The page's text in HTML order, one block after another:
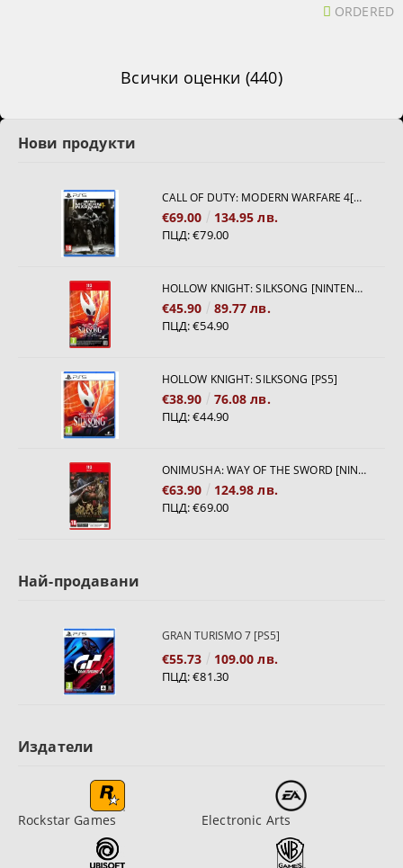
ORDERED
Всички оценки (440)
Нови продукти
CALL OF DUTY: MODERN WARFARE 4[PS5]
€69.00 134.95 лв.
ПЦД:€79.00
HOLLOW KNIGHT: SILKSONG [NINTENDO SWITCH 2]
€45.90 89.77 лв.
ПЦД:€54.90
HOLLOW KNIGHT: SILKSONG [PS5]
€38.90 76.08 лв.
ПЦД:€44.90
ONIMUSHA: WAY OF THE SWORD [NINTENDO SWITCH 2]
€63.90 124.98 лв.
ПЦД:€69.00
Най-продавани
GRAN TURISMO 7 [PS5]
€55.73 109.00 лв.
ПЦД:€81.30
Издатели
Rockstar Games Electronic Arts